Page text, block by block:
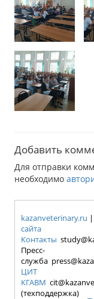
Добавить
Для отправки
необходимо
kazanveterinary.ru |
сайта
Контакты
Пресс-
служба
ЦИТ
КГАВМ
(техподдержка)